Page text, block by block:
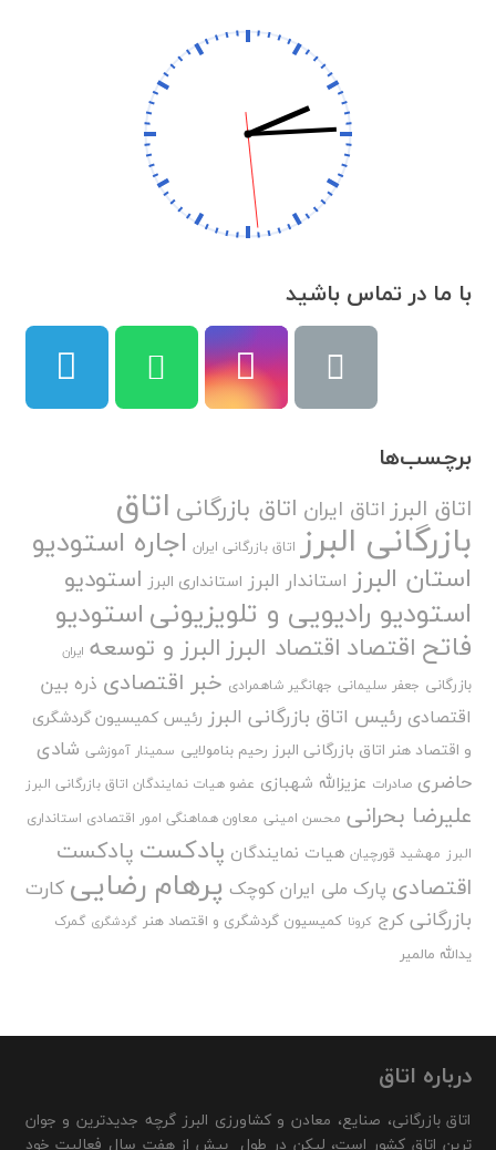
با ما در تماس باشید
برچسب‌ها
اتاق البرز اتاق ایران اتاق بازرگانی اتاق
بازرگانی البرز اتاق بازرگانی ایران اجاره استودیو
استان البرز استاندار البرز استانداری البرز استودیو
استودیو رادیویی و تلویزیونیاستودیو
فاتح اقتصاد اقتصاد البرزالبرز و توسعه ایران
بازرگانی جعفر سلیمانی جهانگیر شاهمرادی خبر اقتصادی ذره بین
اقتصادی رئیس اتاق بازرگانی البرز رئیس کمیسیون گردشگری
و اقتصاد هنر اتاق بازرگانی البرز رحیم بنامولایی سمینار آموزشی شادی
حاضری صادرات عزیزالله شهبازی عضو هیات نمایندگان اتاق بازرگانی البرز
علیرضا بحرانی محسن امینی معاون هماهنگی امور اقتصادی استانداری
البرز مهشید قورچیان هیات نمایندگان پادکست پادکست
اقتصادی پارک ملی ایران کوچک پرهام رضایی کارت
بازرگانی کرج کرونا کمیسیون گردشگری و اقتصاد هنر گردشگری گمرک
یدالله مالمیر
درباره اتاق
اتاق بازرگانی، صنایع، معادن و کشاورزی البرز گرچه جدیدترین و جوان
ترین اتاق کشور است، لیکن در طول بیش از هفت سال فعالیت خود